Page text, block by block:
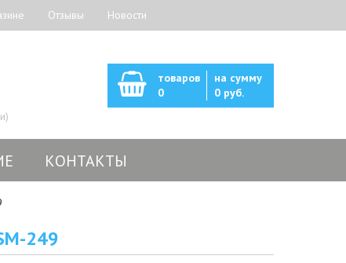
Отзывы Новости
товаров
0
на сумму
0 руб.
КОНТАКТЫ
249